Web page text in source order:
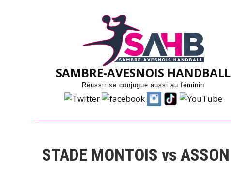
SAMBRE-AVESNOIS HANDBALL
Réussir se conjugue aussi au féminin
STADE MONTOIS vs ASSON